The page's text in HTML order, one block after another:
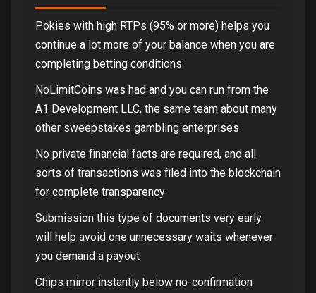
Pokies with high RTPs (95% or more) helps you
continue a lot more of your balance when you are
completing betting conditions
NoLimitCoins was had and you can run from the
A1 Development LLC, the same team about many
other sweepstakes gambling enterprises
No private financial facts are required, and all
sorts of transactions was filed into the blockchain
for complete transparency
Submission this type of documents very early
will help avoid one unnecessary waits whenever
you demand a payout
Chips mirror instantly below no-confirmation